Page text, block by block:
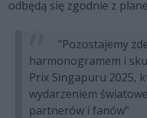
odbędą się zgodnie z
"Pozostajemy
harmonogramem i
Prix Singapuru 2025,
wydarzeniem
partnerów i fanów"